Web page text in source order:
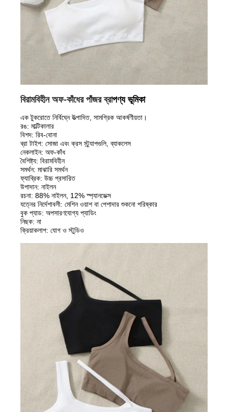
বিরামবিহীন অফ-কাঁধের পাঁজর ব্রাপণ্য ভূমিকা
এক টুকরোতে নির্বিঘ্নে উত্পাদিত, সামগ্রিক আকর্ষণীয়তা।
রঙ: মাল্টিকালার
বিশদ: রিব-বোনা
ব্রা টাইপ: সোজা এবং ক্রস স্ট্র্যাপগুলি, ব্যাকলেস
নেকলাইন: অফ-কাঁধ
বৈশিষ্ট্য: বিরামবিহীন
সমর্থন: মাঝারি সমর্থন
ফ্যাব্রিক: উচ্চ প্রসারিত
উপাদান: নাইলন
রচনা: 88% নাইলন, 12% স্প্যানডেক্স
যত্নের নির্দেশাবলী: মেশিন ওয়াশ বা পেশাদার শুকনো পরিষ্কার
বুক প্যাড: অপসারণযোগ্য প্যাডিং
নিছক: না
ক্রিয়াকলাপ: যোগ ও স্টুডিও